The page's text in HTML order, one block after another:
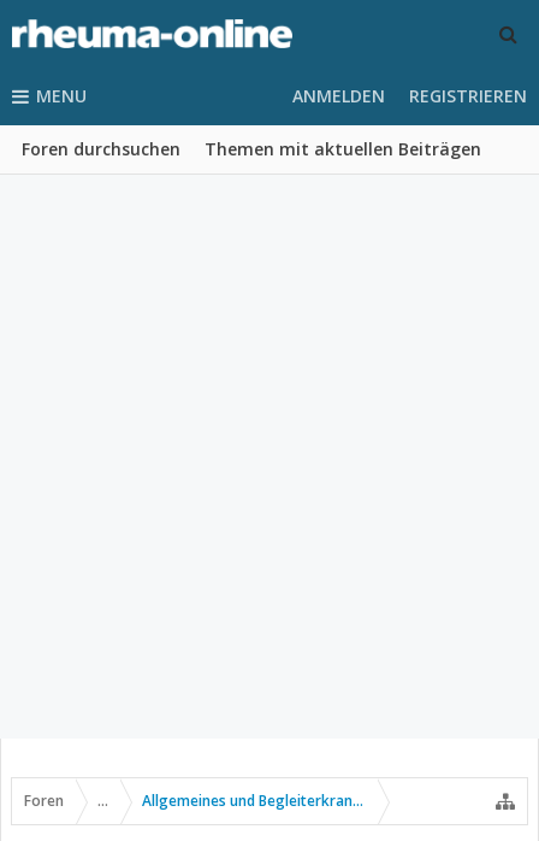
MENU
Foren durchsuchen Themen mit aktuellen Beiträgen
ANMELDEN REGISTRIEREN
Foren ... Allgemeines und Begleiterkrankungen